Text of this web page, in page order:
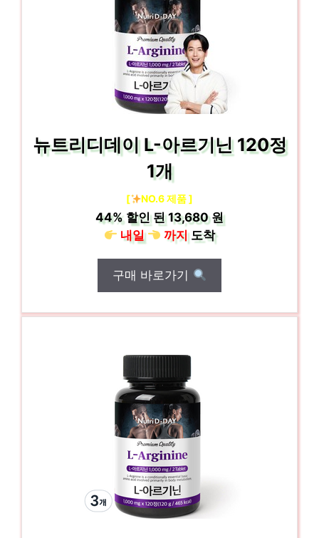
뉴트리디데이 L-아르기닌 120정
1개
[ NO.6 제품 ]
44%할인 된13,680 원
내일
까지도착
구매 바로가기